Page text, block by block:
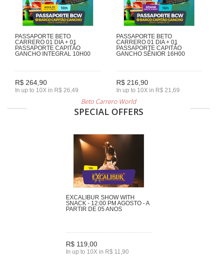
PASSAPORTE BETO
CARRERO 01 DIA + 01
PASSAPORTE CAPITÃO
GANCHO INTEGRAL 10H00
R$ 264,90
In up to 10X in R$ 26,49
PASSAPORTE BETO
CARRERO 01 DIA + 01
PASSAPORTE CAPITÃO
GANCHO SÊNIOR 16H00
R$ 216,90
In up to 10X in R$ 21,69
Beto Carrero World
SPECIAL OFFERS
EXCALIBUR SHOW WITH
SNACK - 12:00 PM AGOSTO - A
PARTIR DE 05 ANOS
R$ 119,00
In up to 10X in R$ 11,90